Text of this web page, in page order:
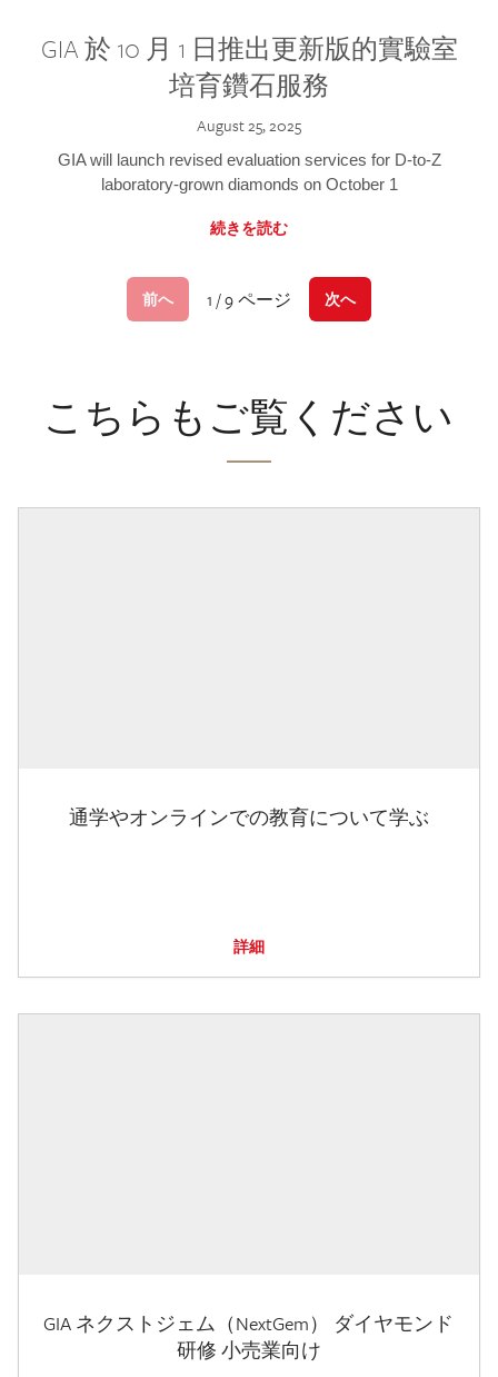
GIA 於 10 月 1 日推出更新版的實驗室
培育鑽石服務
August 25, 2025
GIA will launch revised evaluation services for D-to-Z
laboratory-grown diamonds on October 1
続きを読む
前へ 1 / 9 ページ 次へ
こちらもご覧ください
通学やオンラインでの教育について学ぶ
詳細
GIA ネクストジェム（NextGem） ダイヤモンド
研修 小売業向け